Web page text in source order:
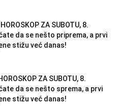
ZA SUBOTU, 8.
da se nešto priprema, a prvi
stižu već danas!
ZA SUBOTU, 8.
da se nešto sprema, a prvi
stižu već danas!